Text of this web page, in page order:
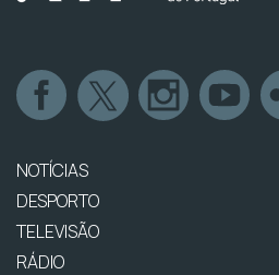
NOTÍCIAS
DESPORTO
TELEVISÃO
RÁDIO